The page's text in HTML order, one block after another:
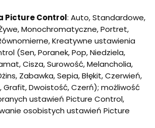
Picture Control: Auto, Standardowe,
Monochromatyczne, Portret,
Kreatywne ustawienia
(Sen, Poranek, Pop, Niedziela,
Cisza, Surowość, Melancholia,
Zabawka, Sepia, Błękit, Czerwień,
Grafit, Dwoistość, Czerń); możliwość
ustawień Picture Control,
osobistych ustawień Picture